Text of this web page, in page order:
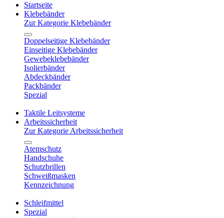
Startseite
Klebebänder
Zur Kategorie Klebebänder
Doppelseitige Klebebänder
Einseitige Klebebänder
Gewebeklebebänder
Isolierbänder
Abdeckbänder
Packbänder
Spezial
Taktile Leitsysteme
Arbeitssicherheit
Zur Kategorie Arbeitssicherheit
Atemschutz
Handschuhe
Schutzbrillen
Schweißmasken
Kennzeichnung
Schleifmittel
Spezial